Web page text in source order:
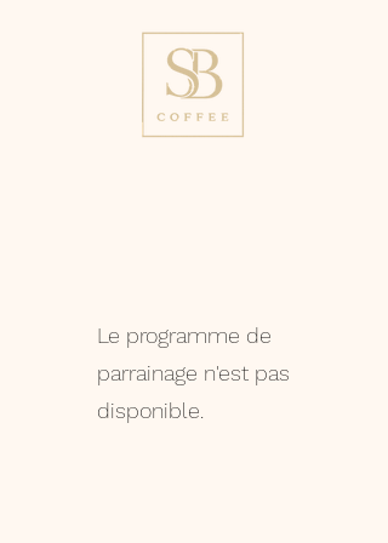
Le programme de
parrainage n'est pas
disponible.